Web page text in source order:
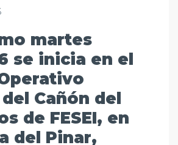
martes
se inicia en el
Cañón del
de FESEI, en
del Pinar,